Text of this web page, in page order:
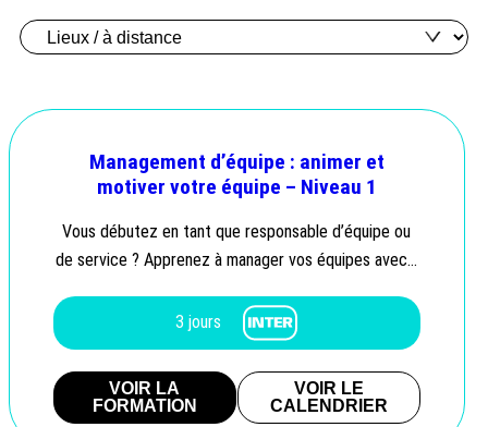
Management d’équipe : animer et
motiver votre équipe – Niveau 1
Vous débutez en tant que responsable d’équipe ou
de service ? Apprenez à manager vos équipes avec…
3 jours
VOIR LA
FORMATION
VOIR LE
CALENDRIER